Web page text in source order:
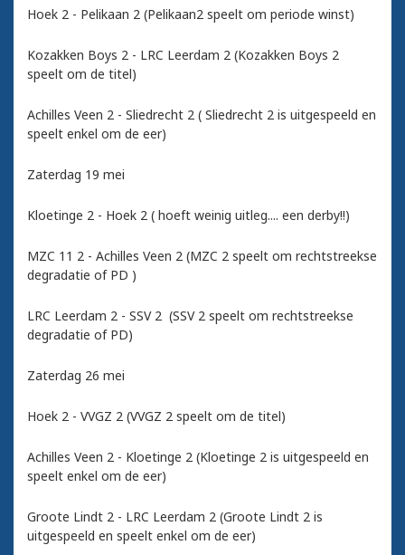
Hoek 2 - Pelikaan 2 (Pelikaan2 speelt om periode winst)
Kozakken Boys 2 - LRC Leerdam 2 (Kozakken Boys 2
speelt om de titel)
Achilles Veen 2 - Sliedrecht 2 ( Sliedrecht 2 is uitgespeeld en
speelt enkel om de eer)
Zaterdag 19 mei
Kloetinge 2 - Hoek 2 ( hoeft weinig uitleg.... een derby!!)
MZC 11 2 - Achilles Veen 2 (MZC 2 speelt om rechtstreekse
degradatie of PD )
LRC Leerdam 2 - SSV 2 (SSV 2 speelt om rechtstreekse
degradatie of PD)
Zaterdag 26 mei
Hoek 2 - VVGZ 2 (VVGZ 2 speelt om de titel)
Achilles Veen 2 - Kloetinge 2 (Kloetinge 2 is uitgespeeld en
speelt enkel om de eer)
Groote Lindt 2 - LRC Leerdam 2 (Groote Lindt 2 is
uitgespeeld en speelt enkel om de eer)